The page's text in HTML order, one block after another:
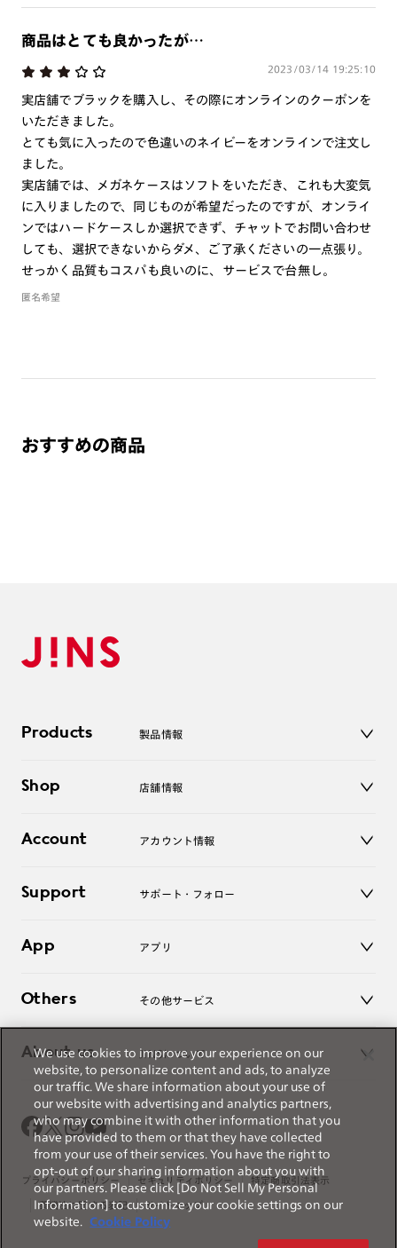
1. カート画面内「レンズ選択へ」ボタンより「度つきレン
ズまたは店舗でレンズ作成」を選択
2. 遠近レンズより「遠近両用」を選択のうえ、購入手続き
画面へ
3. 「度数がわからない方・店舗でレンズ作成」を選択
※オプションレンズと組み合わせた遠近両用（累進）レンズはオンラインシ
ョップでご注文できません。
※フレームの天地幅は30mm以上推奨です。その他注意事項はレンズガイド
をご参照ください。
※JINS極上遠近レンズは追加料金22,000円（税込み）を頂戴いたします。
（税込み）を頂戴いたします。
商品はとても良かったが…
2023/03/14 19:25:10
実店舗でブラックを購入し、その際にオンラインのクーポンを
いただきました。
とても気に入ったので色違いのネイビーをオンラインで注文し
ました。
実店舗では、メガネケースはソフトをいただき、これも大変気
に入りましたので、同じものが希望だったのですが、オンライ
ンではハードケースしか選択できず、チャットでお問い合わせ
しても、選択できないからダメ、ご了承くださいの一点張り。
せっかく品質もコスパも良いのに、サービスで台無し。
匿名希望
おすすめの商品
Products 製品情報
サングラス
コンタクトレンズ
アクセサリー
Shop 店舗情報
オンラインショップ
Account アカウント情報
ログアウト
Support サポート・フォロー
よくあるご質問
お問い合わせ
App アプリ
Others その他サービス
レンズ交換
オンラインギフト
About us JINSについて
Magnify Life
会社概要
採用情報
法人のお客様
出店について
プライバシーポリシー セキュリティポリシー 特定商取引法表示
薬機法に関する表記 サイトマップ
We use cookies to improve your experience on our
website, to personalize content and ads, to analyze
our traffic. We share information about your use of
our website with advertising and analytics partners,
who may combine it with other information that you
have provided to them or that they have collected
from your use of their services. You have the right to
opt-out of our sharing information about you with
our partners. Please click [Do Not Sell My Personal
Information] to customize your cookie settings on our
website.
Cookie Policy